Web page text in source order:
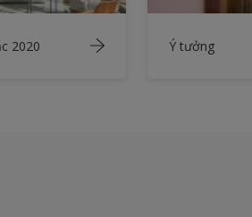
2020 Ý tưởng